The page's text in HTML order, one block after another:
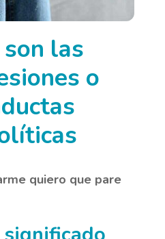
son las
o
quiero que pare